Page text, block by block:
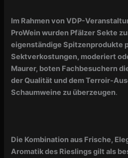
Im Rahmen von VDP-
ProWein wurden Pfälzer Sekte
eigenständige Spitzenprodukte
Sektverkostungen, moderiert
Maurer, boten Fachbesuchern
der Qualität und dem Terroir-
Schaumweine zu überzeugen.
Die Kombination aus Frische,
Aromatik des Rieslings gilt als